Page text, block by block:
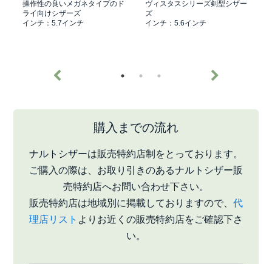
操作性の良いメガネタイプのド
ライ向けシザーズ
インチ：5.7インチ
ヴィスタスシリーズ剣型シザー
ズ
インチ：5.6インチ
購入までの流れ
ナルトシザーは販売特約店制をとっております。
ご購入の際は、お取り引きのあるナルトシザー販
売特約店へお問い合わせ下さい。
販売特約店は地域別に掲載しておりますので、 代
理店リスト よりお近くの販売特約店をご確認下さ
い。